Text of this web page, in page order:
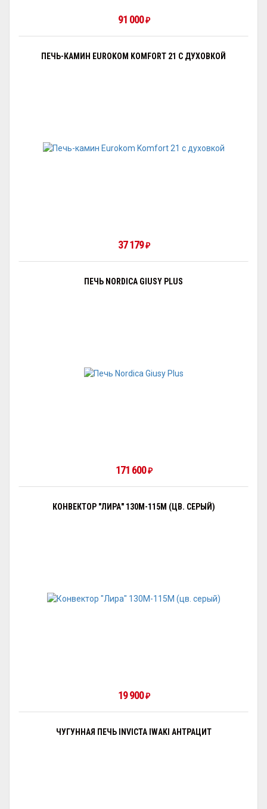
91 000₽
ПЕЧЬ-КАМИН EUROKOM KOMFORT 21 С ДУХОВКОЙ
37 179₽
ПЕЧЬ NORDICA GIUSY PLUS
171 600₽
КОНВЕКТОР "ЛИРА" 130М-115М (ЦВ. СЕРЫЙ)
19 900₽
ЧУГУННАЯ ПЕЧЬ INVICTA IWAKI АНТРАЦИТ